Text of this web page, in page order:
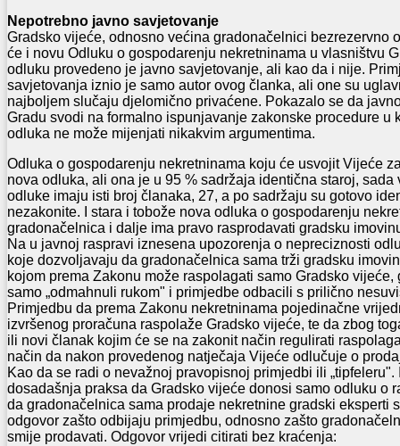
Nepotrebno javno savjetovanje
Gradsko vijeće, odnosno većina gradonačelnici bezrezervno
će i novu Odluku o gospodarenju nekretninama u vlasništvu
odluku provedeno je javno savjetovanje, ali kao da i nije.
savjetovanja iznio je samo autor ovog članka, ali one su
najboljem slučaju djelomično privaćene. Pokazalo se da
Gradu svodi na formalno ispunjavanje zakonske procedure u
odluka ne može mijenjati nikakvim argumentima.
Odluka o gospodarenju nekretninama koju će usvojit Vijeće
nova odluka, ali ona je u 95 % sadržaja identična staroj, sada
odluke imaju isti broj članaka, 27, a po sadržaju su gotovo
nezakonite. I stara i tobože nova odluka o gospodarenju
gradonačelnica i dalje ima pravo rasprodavati gradsku
Na u javnoj raspravi iznesena upozorenja o nepreciznosti
koje dozvoljavaju da gradonačelnica sama trži gradsku
kojom prema Zakonu može raspolagati samo Gradsko
samo „odmahnuli rukom" i primjedbe odbacili s prilično
Primjedbu da prema Zakonu nekretninama pojedinačne
izvršenog proračuna raspolaže Gradsko vijeće, te da zbog
ili novi članak kojim će se na zakonit način regulirati
način da nakon provedenog natječaja Vijeće odlučuje o
Kao da se radi o nevažnoj pravopisnoj primjedbi ili „tipfeleru".
dosadašnja praksa da Gradsko vijeće donosi samo odluku o
da gradonačelnica sama prodaje nekretnine gradski eksperti
odgovor zašto odbijaju primjedbu, odnosno zašto
smije prodavati. Odgovor vrijedi citirati bez kraćenja: